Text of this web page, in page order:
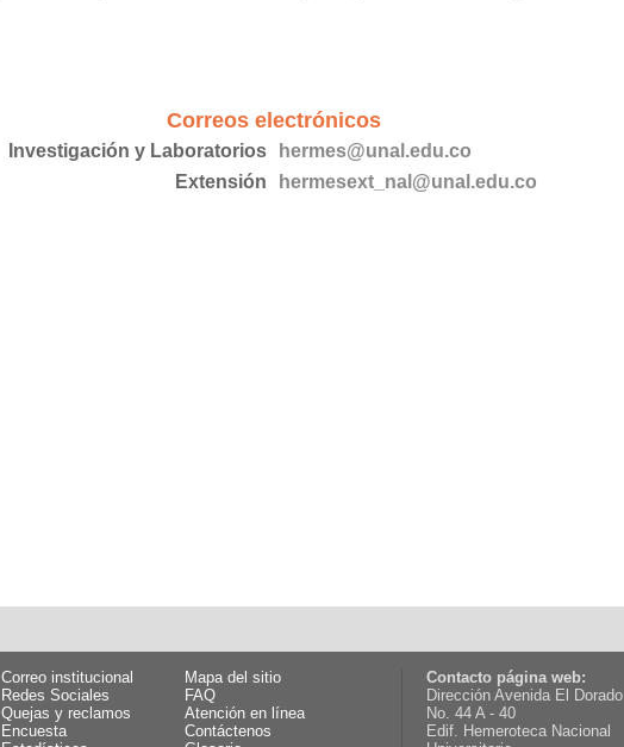
Correos electrónicos
Investigación y Laboratorios
hermes@unal.edu.co
Extensión
hermesext_nal@unal.edu.co
Correo institucional
Mapa del sitio
Redes Sociales
FAQ
Quejas y reclamos
Atención en línea
Encuesta
Contáctenos
Contacto página web:
Dirección Avenida El Dorado
No. 44 A - 40
Edif. Hemeroteca Nacional